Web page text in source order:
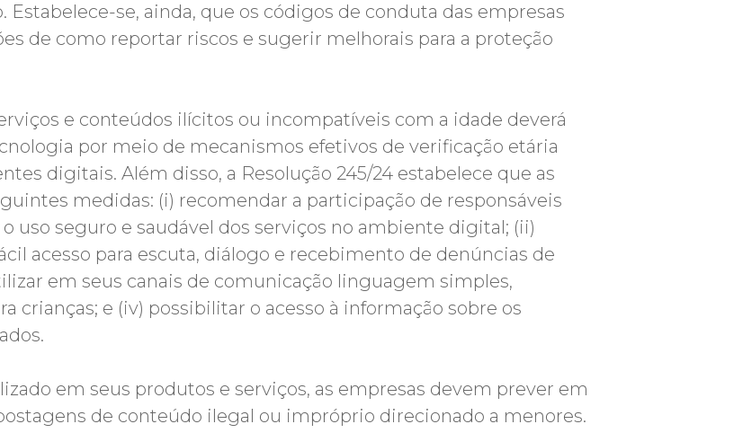
se, ainda, que os códigos de conduta das empresas
de como reportar riscos e sugerir melhorais para a proteção
e conteúdos ilícitos ou incompatíveis com a idade deverá
por meio de mecanismos efetivos de verificação etária
digitais. Além disso, a Resolução 245/24 estabelece que as
medidas: (i) recomendar a participação de responsáveis
uso seguro e saudável dos serviços no ambiente digital; (ii)
acesso para escuta, diálogo e recebimento de denúncias de
em seus canais de comunicação linguagem simples,
crianças; e (iv) possibilitar o acesso à informação sobre os
em seus produtos e serviços, as empresas devem prever em
de conteúdo ilegal ou impróprio direcionado a menores.